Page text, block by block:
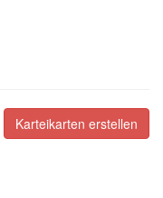
Karteikarten erstellen